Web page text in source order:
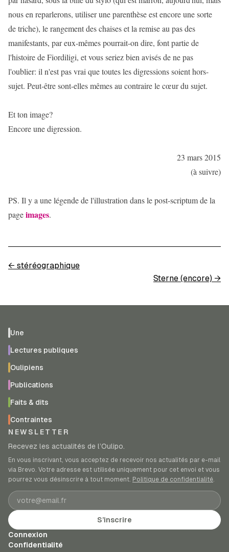
nous en reparlerons, utiliser une parenthèse est encore une sorte
de triche), le rangement des chaises et la remise au pas des
manifestants, par eux-mêmes pourrait-on dire, font partie de
l'histoire de Fiordiligi, et vous seriez bien avisés de ne pas
l'oublier: il n'est pas vrai que toutes les digressions soient hors-
sujet. Peut-être sont-elles mêmes au contraire le cœur du sujet.
Et ton image?
Encore une digression.
23 mars 2015
(à suivre)
PS. Il y a une légende de l'illustration dans le post-scriptum de la
pageimages.
← stéréographique
Sterne (encore) →
Une
Lectures publiques
Oulipiens
Publications
Faits & dits
Contraintes
NEWSLETTER
Recevez les actualités de l’Oulipo.
En vous inscrivant, vous acceptez de recevoir nos actualités par e-mail
via Brevo. Votre adresse est utilisée uniquement pour cet envoi et vous
pourrez vous désinscrire à tout moment. Politique de confidentialité.
Adresse e-mail
S’inscrire
Connexion
Confidentialité